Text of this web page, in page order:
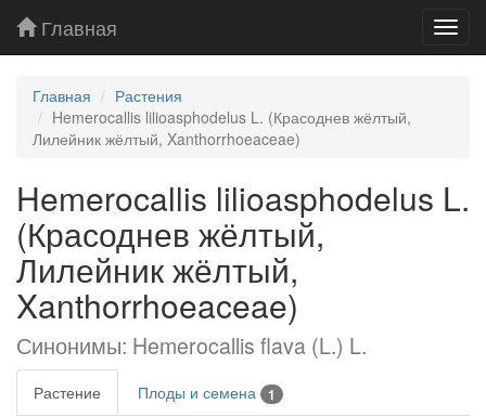
Главная
Главная
Растения
Hemerocallis lilioasphodelus L. (Красоднев жёлтый,
Лилейник жёлтый, Xanthorrhoeaceae)
Hemerocallis lilioasphodelus L.
(Красоднев жёлтый,
Лилейник жёлтый,
Xanthorrhoeaceae)
Синонимы: Hemerocallis flava (L.) L.
Растение Плоды и семена 1